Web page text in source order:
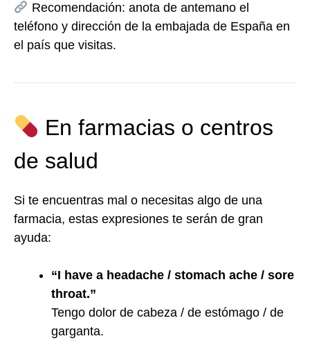
Recomendación: anota de antemano el
teléfono y dirección de la embajada de España en
el país que visitas.
En farmacias o centros
de salud
Si te encuentras mal o necesitas algo de una
farmacia, estas expresiones te serán de gran
ayuda:
“I have a headache / stomach ache / sore
throat.”
Tengo dolor de cabeza / de estómago / de
garganta.